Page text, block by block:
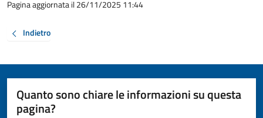
Pagina aggiornata il 26/11/2025 11:44
Indietro
Quanto sono chiare le informazioni su questa
pagina?